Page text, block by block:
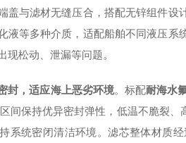
盖与滤材无缝压合，搭配无锌组件
液等多种介质，适配船舶不同液压
现松动、泄漏等问题。
封，适应海上恶劣环境。标配耐海水
间保持优异密封弹性，低温不脆裂、
系统密闭清洁环境。滤芯整体材质